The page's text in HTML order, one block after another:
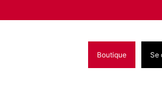
Boutique Se